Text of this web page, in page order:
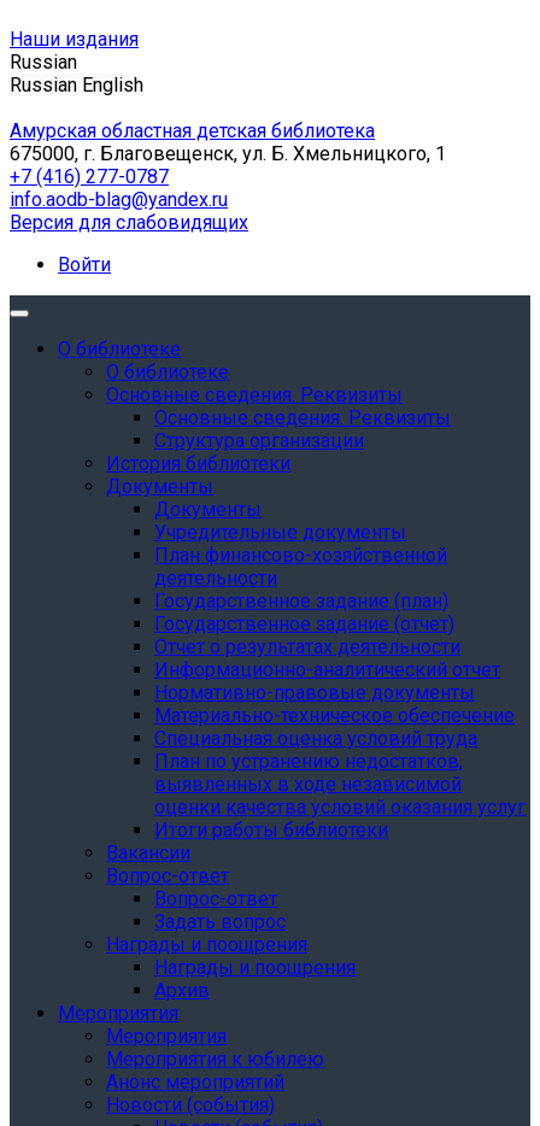
Наши издания
Russian
Russian English
Амурская областная детская библиотека
675000, г. Благовещенск, ул. Б. Хмельницкого, 1
+7 (416) 277-0787
info.aodb-blag@yandex.ru
Версия для слабовидящих
Войти
О библиотеке
О библиотеке
Основные сведения. Реквизиты
Основные сведения. Реквизиты
Структура организации
История библиотеки
Документы
Документы
Учредительные документы
План финансово-хозяйственной
деятельности
Государственное задание (план)
Государственное задание (отчет)
Отчет о результатах деятельности
Информационно-аналитический отчет
Нормативно-правовые документы
Материально-техническое обеспечение
Специальная оценка условий труда
План по устранению недостатков,
выявленных в ходе независимой
оценки качества условий оказания услуг
Итоги работы библиотеки
Вакансии
Вопрос-ответ
Вопрос-ответ
Задать вопрос
Награды и поощрения
Награды и поощрения
Архив
Мероприятия
Мероприятия
Мероприятия к юбилею
Анонс мероприятий
Новости (события)